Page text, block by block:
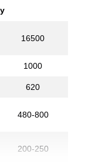
16500
1000
620
480-800
200-250